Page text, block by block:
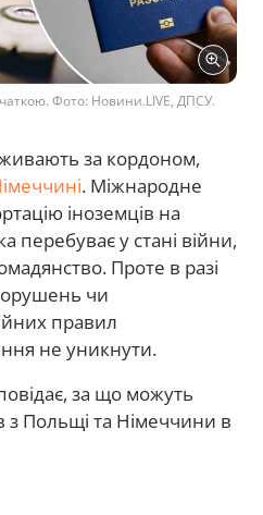
Фото: Новини.LIVE, ДПСУ.
за кордоном,
. Міжнародне
іноземців на
перебуває у стані війни,
Проте в разі
чи
правил
не уникнути.
за що можуть
з Польщі та Німеччини в